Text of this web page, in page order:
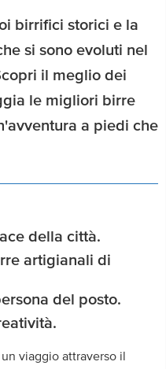
birrifici storici e la
si sono evoluti nel
il meglio dei
le migliori birre
a piedi che
della città.
artigianali di
del posto.
viaggio attraverso il